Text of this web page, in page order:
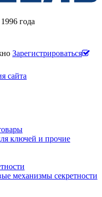
года
Зарегистрироваться
сайта
ключей и прочие
механизмы секретности